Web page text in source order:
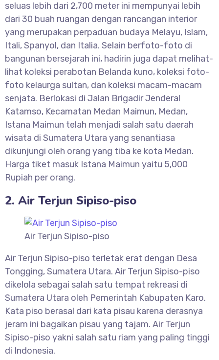
seluas lebih dari 2,700 meter ini mempunyai lebih
dari 30 buah ruangan dengan rancangan interior
yang merupakan perpaduan budaya Melayu, Islam,
Itali, Spanyol, dan Italia. Selain berfoto-foto di
bangunan bersejarah ini, hadirin juga dapat melihat-
lihat koleksi perabotan Belanda kuno, koleksi foto-
foto kelaurga sultan, dan koleksi macam-macam
senjata. Berlokasi di Jalan Brigadir Jenderal
Katamso, Kecamatan Medan Maimun, Medan,
Istana Maimun telah menjadi salah satu daerah
wisata di Sumatera Utara yang senantiasa
dikunjungi oleh orang yang tiba ke kota Medan.
Harga tiket masuk Istana Maimun yaitu 5,000
Rupiah per orang.
2. Air Terjun Sipiso-piso
Air Terjun Sipiso-piso
Air Terjun Sipiso-piso terletak erat dengan Desa
Tongging, Sumatera Utara. Air Terjun Sipiso-piso
dikelola sebagai salah satu tempat rekreasi di
Sumatera Utara oleh Pemerintah Kabupaten Karo.
Kata piso berasal dari kata pisau karena derasnya
jeram ini bagaikan pisau yang tajam. Air Terjun
Sipiso-piso yakni salah satu riam yang paling tinggi
di Indonesia.